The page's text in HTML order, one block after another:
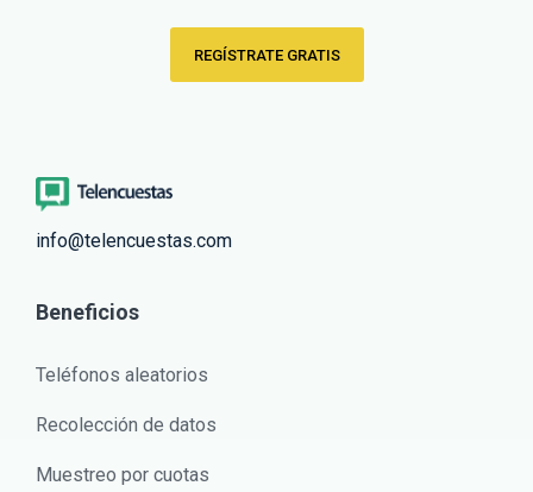
REGÍSTRATE GRATIS
info@telencuestas.com
Beneficios
Teléfonos aleatorios
Recolección de datos
Muestreo por cuotas